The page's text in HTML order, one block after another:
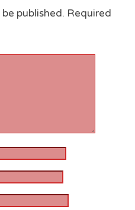
published. Required